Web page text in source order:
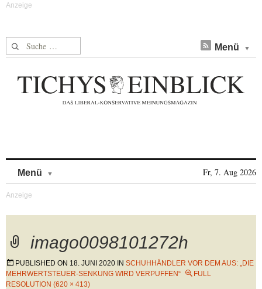
Suche nach: Menü
Menü Fr, 7. Aug 2026
imago0098101272h
PUBLISHED ON 18. JUNI 2020 IN SCHUHHÄNDLER VOR DEM AUS: „DIE
MEHRWERTSTEUER-SENKUNG WIRD VERPUFFEN“
FULL
RESOLUTION (620 × 413)